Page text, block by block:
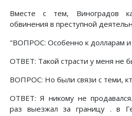
Вместе с тем, Виноградов
обвинения в преступной
"ВОПРОС: Особенно к долларам и
ОТВЕТ: Такой страсти у меня не
ВОПРОС: Но были связи с теми,
ОТВЕТ: Я никому не
раз выезжал за границу . в